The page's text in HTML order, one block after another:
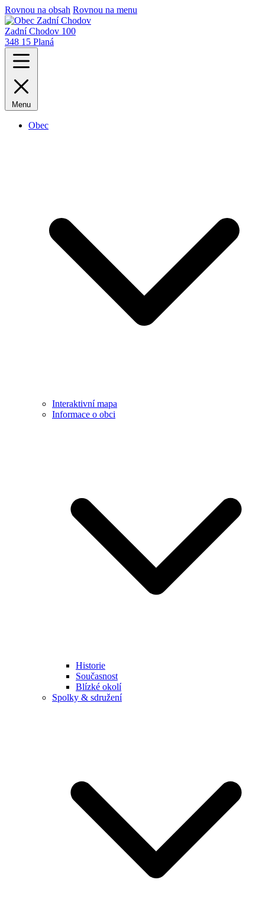
Rovnou na obsah Rovnou na menu
Zadní Chodov 100
348 15 Planá
Menu
Obec
Interaktivní mapa
Informace o obci
Historie
Současnost
Blízké okolí
Spolky & sdružení